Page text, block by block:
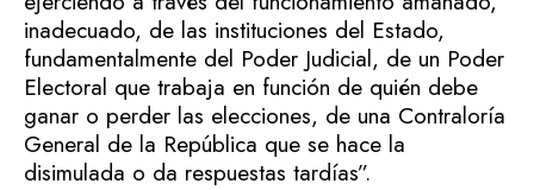
inadecuado, de las instituciones del Estado,
fundamentalmente del Poder Judicial, de un Poder
Electoral que trabaja en función de quién debe
ganar o perder las elecciones, de una Contraloría
General de la República que se hace la
disimulada o da respuestas tardías”.